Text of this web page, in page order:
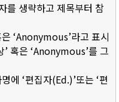
를 생략하고 제목부터 참
‘Anonymous’라고 표시
’ 혹은 ‘Anonymous’를 그
에 ‘편집자(Ed.)’또는 ‘편